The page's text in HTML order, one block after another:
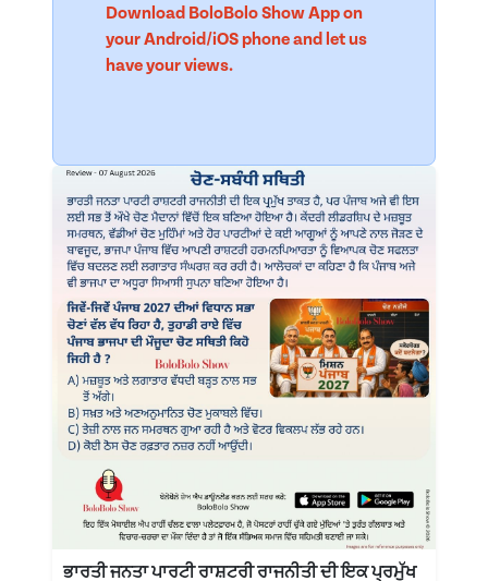
Download BoloBolo Show App on
your Android/iOS phone and let us
have your views.
ਭਾਰਤੀ ਜਨਤਾ ਪਾਰਟੀ ਰਾਸ਼ਟਰੀ ਰਾਜਨੀਤੀ ਦੀ ਇਕ ਪ੍ਰਮੁੱਖ